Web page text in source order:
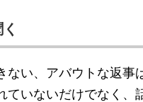
ない、アバウトな返事
ていないだけでなく、